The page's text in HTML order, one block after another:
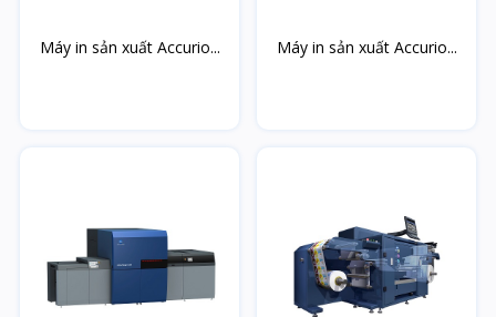
Máy in sản xuất Accurio... Máy in sản xuất Accurio...